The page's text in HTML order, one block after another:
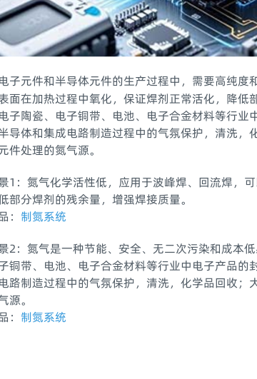
子元件和半导体元件的生产过程中，需要高纯度
面在加热过程中氧化，保证焊剂正常活化，降低
子陶瓷、电子铜带、电池、电子合金材料等行
导体和集成电路制造过程中的气氛保护，清洗
件处理的氮气源。
1：氮气化学活性低，应用于波峰焊、回流焊，
部分焊剂的残余量，增强焊接质量。
： 制氮系统
2：氮气是一种节能、安全、无二次污染和成本
铜带、电池、电子合金材料等行业中电子产品
路制造过程中的气氛保护，清洗，化学品回收
源。
： 制氮系统